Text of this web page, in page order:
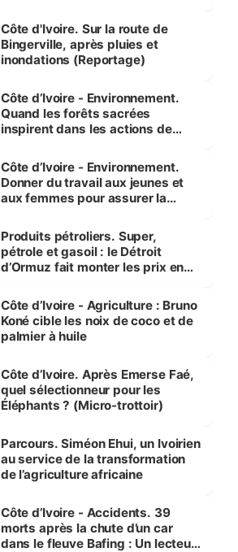
(Alassane Ouattara
Côte d'Ivoire. Sur la route de
Bingerville, après pluies et
inondations (Reportage)
Côte d’Ivoire - Environnement.
Quand les forêts sacrées
inspirent dans les actions de
Côte d’Ivoire - Environnement.
Donner du travail aux jeunes et
aux femmes pour assurer la
menacées
Produits pétroliers. Super,
pétrole et gasoil : le Détroit
d’Ormuz fait monter les prix en
Côte d’Ivoire - Agriculture : Bruno
Koné cible les noix de coco et de
palmier à huile
Côte d’Ivoire. Après Emerse Faé,
quel sélectionneur pour les
Éléphants ? (Micro-trottoir)
Parcours. Siméon Ehui, un Ivoirien
au service de la transformation
de l’agriculture africaine
Côte d’Ivoire - Accidents. 39
morts après la chute d’un car
dans le fleuve Bafing : Un lecteur